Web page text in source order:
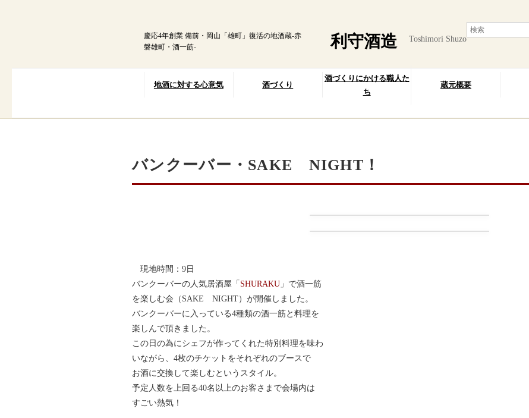
慶応4年創業 備前・岡山「雄町」復活の地酒蔵-赤
磐雄町・酒一筋-
利守酒造 Toshimori Shuzo
地酒に対する心意気 酒づくり
酒づくりにかける職人た
ち
蔵元概要
バンクーバー・SAKE NIGHT！
現地時間：9日
バンクーバーの人気居酒屋「 SHURAKU 」で酒一筋
を楽しむ会（SAKE NIGHT）が開催しました。
バンクーバーに入っている4種類の酒一筋と料理を
楽しんで頂きました。
この日の為にシェフが作ってくれた特別料理を味わ
いながら、4枚のチケットをそれぞれのブースで
お酒に交換して楽しむというスタイル。
予定人数を上回る40名以上のお客さまで会場内は
すごい熱気！